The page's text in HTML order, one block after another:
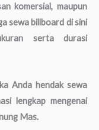
komersial, maupun
sewa billboard di sini
serta durasi
Anda hendak sewa
lengkap mengenai
Mas.